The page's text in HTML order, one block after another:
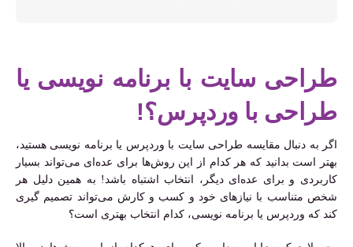
طراحی سایت با برنامه نویسی یا
طراحی با وردپرس؟!
اگر به دنبال مقایسه طراحی سایت با وردپرس یا برنامه نویسی هستید،
بهتر است بدانید که هر کدام از این روش‌ها برای عده‌ای می‌تواند بسیار
کاربردی و برای عده‌ای دیگر، انتخاب اشتباه باشد! به همین دلیل هر
شخص متناسب با نیازهای خود و کسب و کارش می‌تواند تصمیم گیری
کند که وردپرس یا برنامه نویسی، کدام انتخاب بهتری است؟